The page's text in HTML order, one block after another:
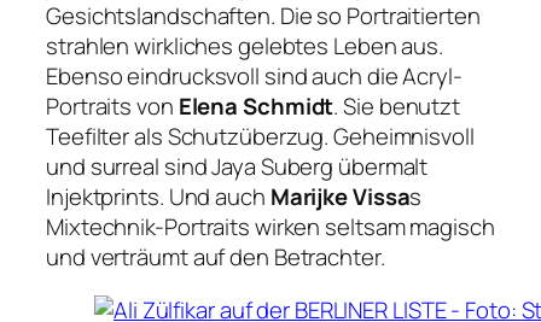
Gesichtslandschaften. Die so Portraitierten
strahlen wirkliches gelebtes Leben aus.
Ebenso eindrucksvoll sind auch die Acryl-
Portraits von Elena Schmidt. Sie benutzt
Teefilter als Schutzüberzug. Geheimnisvoll
und surreal sind Jaya Suberg übermalt
Injektprints. Und auch Marijke Vissas
Mixtechnik-Portraits wirken seltsam magisch
und verträumt auf den Betrachter.